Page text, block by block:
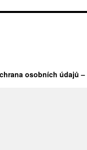
osobních údajů